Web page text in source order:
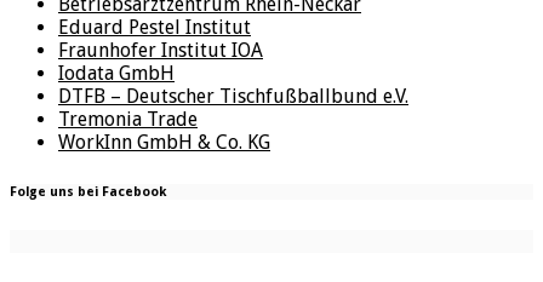
Betriebsarztzentrum Rhein-Neckar
Eduard Pestel Institut
Fraunhofer Institut IOA
Iodata GmbH
DTFB – Deutscher Tischfußballbund e.V.
Tremonia Trade
WorkInn GmbH & Co. KG
Folge uns bei Facebook